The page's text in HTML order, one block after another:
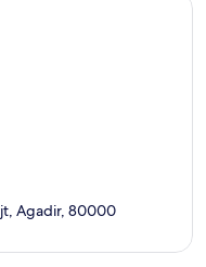
Agadir, 80000